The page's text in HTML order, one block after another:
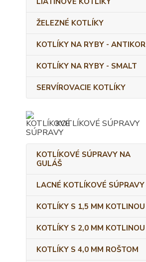
ŽELEZNÉ KOTLÍKY
KOTLÍKY NA RYBY - ANTIKOR
KOTLÍKY NA RYBY - SMALT
SERVÍROVACIE KOTLÍKY
KOTLÍKOVÉ SÚPRAVY
KOTLÍKOVÉ SÚPRAVY NA
GULÁŠ
LACNÉ KOTLÍKOVÉ SÚPRAVY
KOTLÍKY S 1,5 MM KOTLINOU
KOTLÍKY S 2,0 MM KOTLINOU
KOTLÍKY S 4,0 MM ROŠTOM